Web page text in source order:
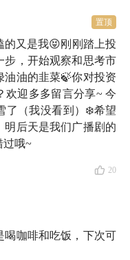
腿怎么样了？
跳呢！
化那么大？
置顶
的又是我😝刚刚踏上投
步，开始观察和思考市
油油的韭菜🍃你对投资
欢迎多多留言分享~ 今
了（我没看到）❄️希望
明后天是我们广播剧的
过哦~
20
喝咖啡和吃饭，下次可